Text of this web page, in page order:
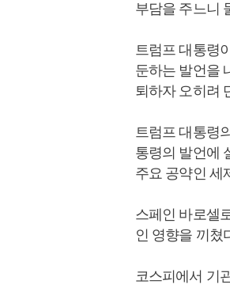
부담을 주느니
트럼프 대통령
둔하는 발언을
퇴하자 오히려
트럼프 대통령
통령의 발언에
주요 공약인 세
스페인 바로셀
인 영향을 끼쳤
코스피에서 기